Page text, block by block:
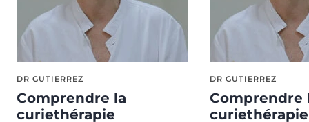
DR GUTIERREZ
Comprendre la
curiethérapie
DR GUTIERREZ
Comprendre
curiethérapie